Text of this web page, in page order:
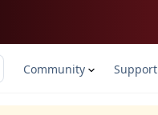
Community Support